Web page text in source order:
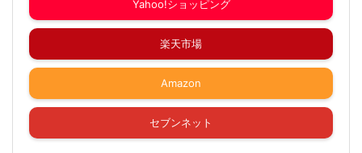
Yahoo!ショッピング
楽天市場
Amazon
セブンネット